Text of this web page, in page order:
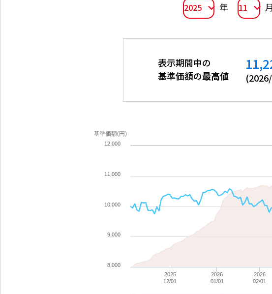
2025 年 11 月
表示期間中の
基準価額の最高値 (
基準価額(円)
2025
12/01
2026
01/01
2026
02/01
8,000
9,000
10,000
11,000
12,000